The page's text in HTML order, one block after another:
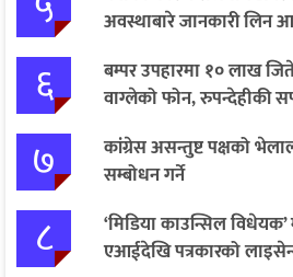
अवस्थाबारे जानकारी लिन
६
बम्पर उपहारमा १० लाख
वाग्लेको फोन, रुपन्देहीकी
७
कांग्रेस असन्तुष्ट पक्षको
सम्बोधन गर्ने
८
‘मिडिया काउन्सिल
एआईदेखि पत्रकारको